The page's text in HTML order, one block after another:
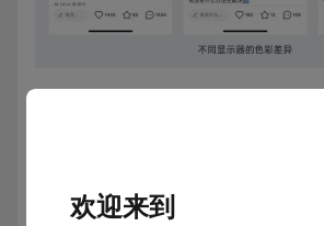
除了硬件外，在一个屏幕系统内，
欢迎来到